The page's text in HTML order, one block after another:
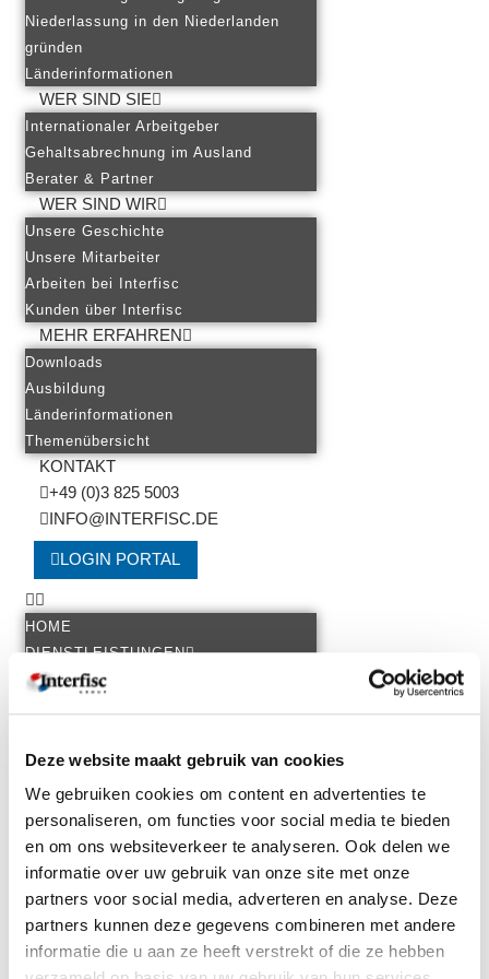
Deze website maakt gebruik van cookies
We gebruiken cookies om content en advertenties te
personaliseren, om functies voor social media te bieden
en om ons websiteverkeer te analyseren. Ook delen we
informatie over uw gebruik van onze site met onze
partners voor social media, adverteren en analyse. Deze
partners kunnen deze gegevens combineren met andere
informatie die u aan ze heeft verstrekt of die ze hebben
Niederlassung in den Niederlanden
gründen
Länderinformationen
WER SIND SIE
Internationaler Arbeitgeber
Gehaltsabrechnung im Ausland
Berater & Partner
WER SIND WIR
Unsere Geschichte
Unsere Mitarbeiter
Arbeiten bei Interfisc
Kunden über Interfisc
MEHR ERFAHREN
Downloads
Ausbildung
Länderinformationen
Themenübersicht
KONTAKT
+49 (0)3 825 5003
INFO@INTERFISC.DE
LOGIN PORTAL
HOME
DIENSTLEISTUNGEN
Gehalts- und Urlaubsverwaltung
Zusatzleistungen
Arbeitsrechtliche Beratung
Steuerberatung
Finanzbuchhaltung
Eine Niederlassung gründen
Personal in mehreren Ländern
Starten ohne Grenzen
Grenzüberschreitendes Arbeiten &